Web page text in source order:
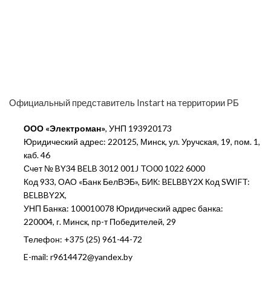
Официальный представитель Instart на территории РБ
ООО «Электроман», УНП 193920173
Юридический адрес: 220125, Минск, ул. Уручская, 19, пом. 1,
каб. 46
Счет № BY34 BELB 3012 001J TO00 1022 6000
Код 933, ОАО «Банк БелВЭБ», БИК: BELBBY2X Код SWIFT:
BELBBY2X,
УНП Банка: 100010078 Юридический адрес банка:
220004, г. Минск, пр-т Победителей, 29
Телефон: +375 (25) 961-44-72
E-mail: r9614472@yandex.by